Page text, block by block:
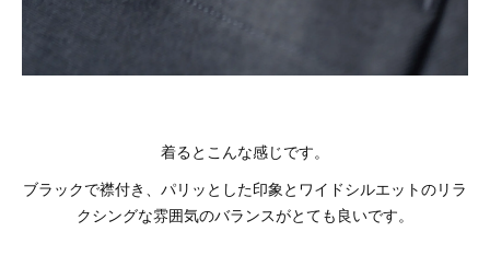
着るとこんな感じです。
ブラックで襟付き、パリッとした印象とワイドシルエットのリラ
クシングな雰囲気のバランスがとても良いです。